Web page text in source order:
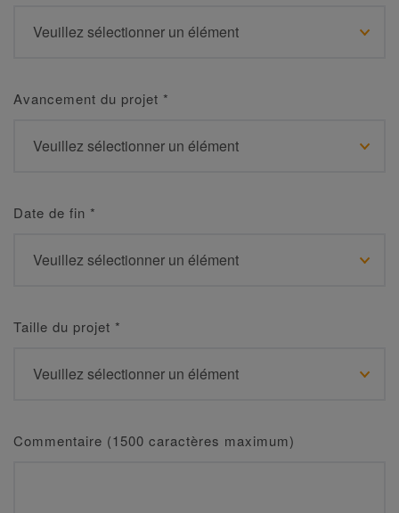
Avancement du projet *
Date de fin *
Taille du projet *
Commentaire (1500 caractères maximum)